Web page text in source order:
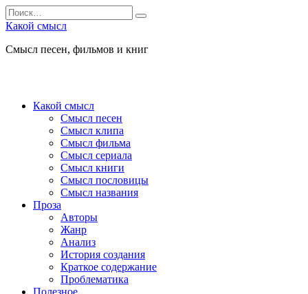
Перейти
к
Search
for:
Какой смысл
Смысл песен, фильмов и книг
Какой смысл
Смысл песен
Смысл клипа
Смысл фильма
Смысл сериала
Смысл книги
Смысл пословицы
Смысл названия
Проза
Авторы
Жанр
Анализ
История создания
Краткое содержание
Проблематика
Полезное